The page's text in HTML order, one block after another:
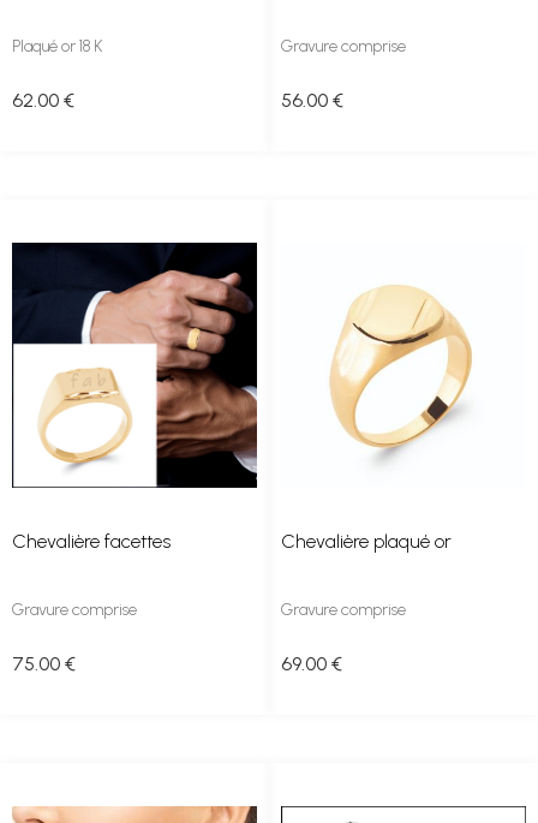
Plaqué or 18 K
62.00 €
Gravure comprise
56.00 €
Chevalière facettes
Gravure comprise
75.00 €
Chevalière plaqué or
Gravure comprise
69.00 €